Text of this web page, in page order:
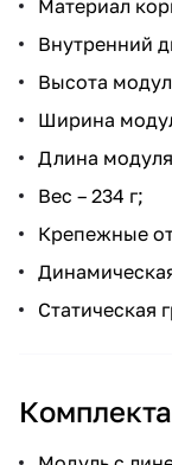
Материал
Внутренний
Высота
Ширина
Длина
Вес – 234 г;
Крепежные
Статическая